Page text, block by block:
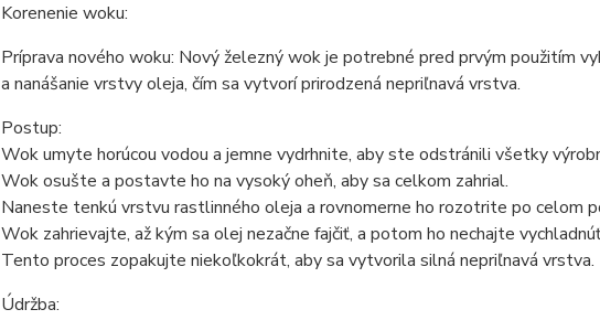
Korenenie woku:
Príprava nového woku: Nový železný wok je potrebné pred prvým použitím
a nanášanie vrstvy oleja, čím sa vytvorí prirodzená nepriľnavá vrstva.
Postup:
Wok umyte horúcou vodou a jemne vydrhnite, aby ste odstránili všetky
Wok osušte a postavte ho na vysoký oheň, aby sa celkom zahrial.
Naneste tenkú vrstvu rastlinného oleja a rovnomerne ho rozotrite po celom
Wok zahrievajte, až kým sa olej nezačne fajčiť, a potom ho nechajte
Tento proces zopakujte niekoľkokrát, aby sa vytvorila silná nepriľnavá vrstva.
Údržba: